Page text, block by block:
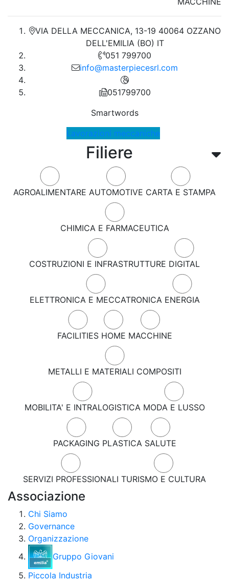
Filiere
AGROALIMENTARE AUTOMOTIVE CARTA E STAMPA
CHIMICA E FARMACEUTICA
COSTRUZIONI E INFRASTRUTTURE DIGITAL
ELETTRONICA E MECCATRONICA ENERGIA
FACILITIES HOME MACCHINE
METALLI E MATERIALI COMPOSITI
MOBILITA' E INTRALOGISTICA MODA E LUSSO
PACKAGING PLASTICA SALUTE
SERVIZI PROFESSIONALI TURISMO E CULTURA
VIA DELLA MECCANICA, 13-19 40064 OZZANO
DELL'EMILIA (BO) IT
051 799700
info@masterpiecesrl.com
051799700
Smartwords
Lavorazioni meccaniche
Associazione
Chi Siamo
Governance
Organizzazione
Gruppo Giovani
Piccola Industria